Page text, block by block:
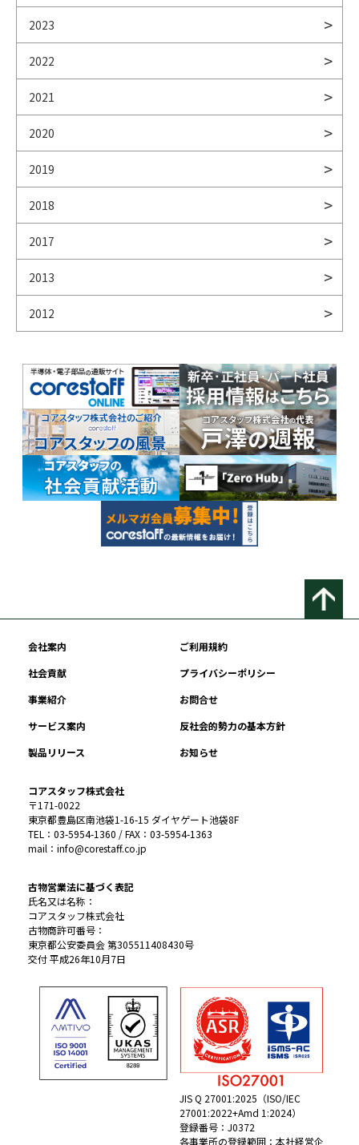
2023
2022
2021
2020
2019
2018
2017
2013
2012
会社案内
ご利用規約
社会貢献
プライバシーポリシー
事業紹介
お問合せ
サービス案内
反社会的勢力の基本方針
製品リリース
お知らせ
コアスタッフ株式会社
〒171-0022
東京都豊島区南池袋1-16-15 ダイヤゲート池袋8F
TEL：03-5954-1360 / FAX：03-5954-1363
mail：info@corestaff.co.jp
古物営業法に基づく表記
氏名又は名称：
コアスタッフ株式会社
古物商許可番号：
東京都公安委員会 第305511408430号
交付 平成26年10月7日
JIS Q 27001:2025（ISO/IEC
27001:2022+Amd 1:2024）
登録番号：J0372
各事業所の登録範囲：本社経営企